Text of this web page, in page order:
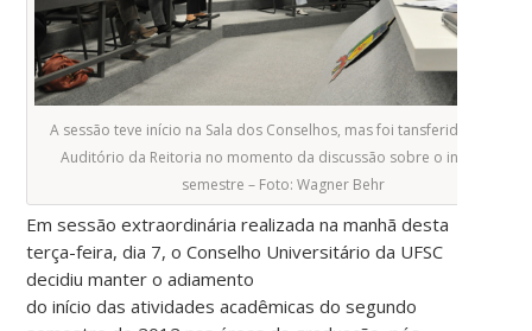
A sessão teve início na Sala dos Conselhos, mas foi tansferida para o
Auditório da Reitoria no momento da discussão sobre o início do
semestre – Foto: Wagner Behr
Em sessão extraordinária realizada na manhã desta
terça-feira, dia 7, o Conselho Universitário da UFSC
decidiu manter o adiamento
do início das atividades acadêmicas do segundo